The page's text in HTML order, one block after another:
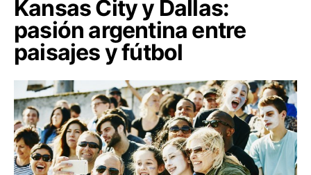
Kansas City y Dallas:
pasión argentina entre
paisajes y fútbol